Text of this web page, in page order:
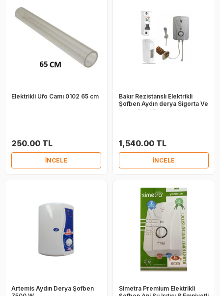
Elektrikli Ufo Camı 0102 65 cm
250.00 TL
İNCELE
Bakır Rezistanslı Elektrikli
Şofben Aydın derya Sigorta Ve
Kutus Dahil Paket
1,540.00 TL
İNCELE
Artemis Aydın Derya Şofben
Simetra Premium Elektrikli